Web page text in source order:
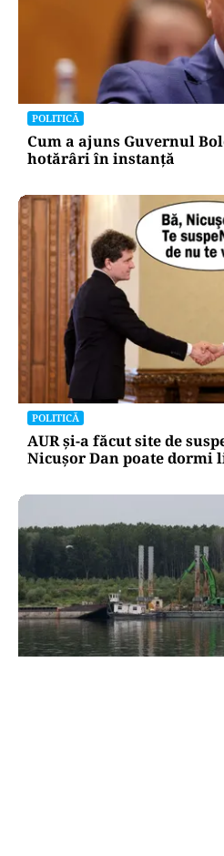
POLITICĂ
Cum a ajuns Guvernul
hotărâri în instanță
POLITICĂ
AUR și-a făcut site de
Nicușor Dan poate dormi